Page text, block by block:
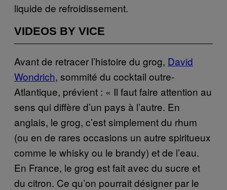
liquide de refroidissement.
VIDEOS BY VICE
Avant de retracer l’histoire du grog, David
Wondrich, sommité du cocktail outre-
Atlantique, prévient : « Il faut faire attention au
sens qui diffère d’un pays à l’autre. En
anglais, le grog, c’est simplement du rhum
(ou en de rares occasions un autre spiritueux
comme le whisky ou le brandy) et de l’eau.
En France, le grog est fait avec du sucre et
du citron. Ce qu’on pourrait désigner par le